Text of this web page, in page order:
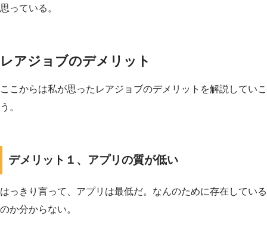
思っている。
レアジョブのデメリット
ここからは私が思ったレアジョブのデメリットを解説していこ
う。
デメリット１、アプリの質が低い
はっきり言って、アプリは最低だ。なんのために存在している
のか分からない。